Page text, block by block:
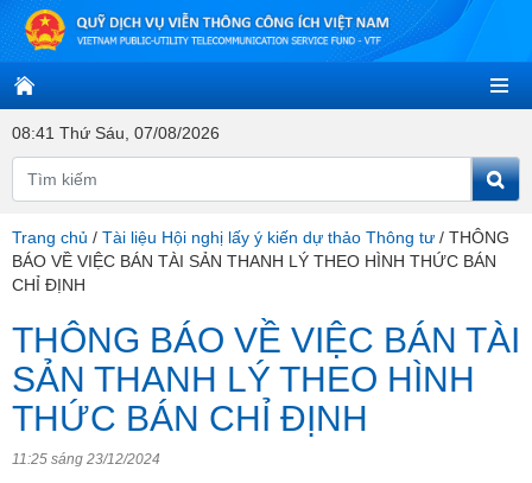
08:41 Thứ Sáu, 07/08/2026
Trang chủ / Tài liệu Hội nghị lấy ý kiến dự thảo Thông tư / THÔNG
BÁO VỀ VIỆC BÁN TÀI SẢN THANH LÝ THEO HÌNH THỨC BÁN
CHỈ ĐỊNH
THÔNG BÁO VỀ VIỆC BÁN TÀI
SẢN THANH LÝ THEO HÌNH
THỨC BÁN CHỈ ĐỊNH
11:25 sáng 23/12/2024